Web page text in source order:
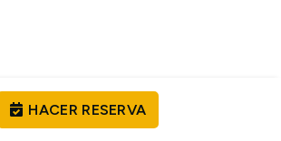
HACER RESERVA